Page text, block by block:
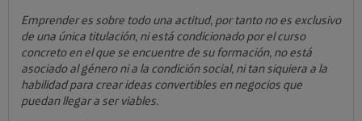
Emprender es sobre todo una actitud, por tanto no es exclusivo
de una única titulación, ni está condicionado por el curso
concreto en el que se encuentre de su formación, no está
asociado al género ni a la condición social, ni tan siquiera a la
habilidad para crear ideas convertibles en negocios que
puedan llegar a ser viables.